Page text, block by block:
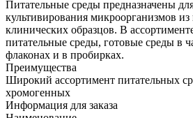
Питательные среды предназначены
культивирования микроорганизмов из
клинических образцов. В
питательные среды, готовые среды в
флаконах и в пробирках.
Преимущества
Широкий ассортимент питательных
хромогенных
Информация для заказа